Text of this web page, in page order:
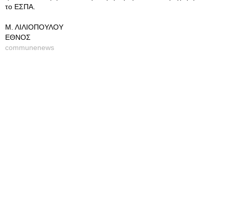
το ΕΣΠΑ.
Μ. ΛΙΛΙΟΠΟΥΛΟΥ
ΕΘΝΟΣ
communenews